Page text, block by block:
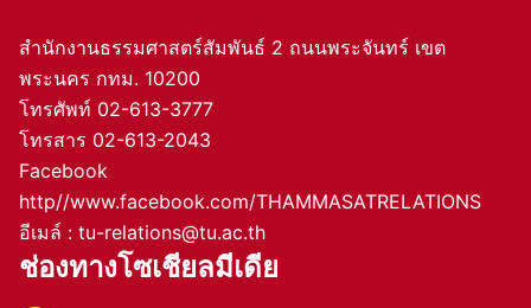
สำนักงานธรรมศาสตร์สัมพันธ์ 2 ถนนพระจันทร์ เขต
พระนคร กทม. 10200
โทรศัพท์ 02-613-3777
โทรสาร 02-613-2043
Facebook
http//www.facebook.com/THAMMASATRELATIONS
อีเมล์ : tu-relations@tu.ac.th
ช่องทางโซเชียลมีเดีย